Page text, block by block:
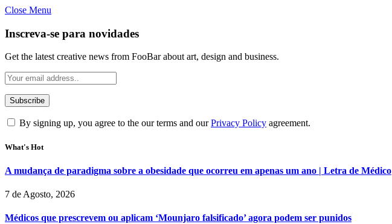
Close Menu
Inscreva-se para novidades
Get the latest creative news from FooBar about art, design and business.
By signing up, you agree to the our terms and ourPrivacy Policy agreement.
What's Hot
A mudança de paradigma sobre a obesidade que ocorreu em apenas um ano | Letra de Médico
7 de Agosto, 2026
Médicos que prescrevem ou aplicam ‘Mounjaro falsificado’ agora podem ser punidos